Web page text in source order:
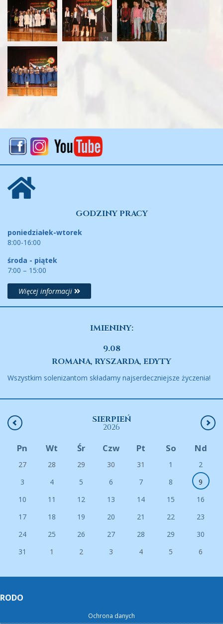
GODZINY PRACY
poniedziałek-wtorek
8:00-16:00
środa - piątek
7:00 – 15:00
Więcej informacji
IMIENINY:
9.08
ROMANA, RYSZARDA, EDYTY
Wszystkim solenizantom składamy najserdeczniejsze życzenia!
SIERPIEŃ
2026
Pn Wt Śr Czw Pt So Nd
27 28 29 30 31 1
2
3
4 5 6 7 8
9
10
11 12 13 14 15
16
17
18 19 20 21 22
23
24
25 26 27 28 29
30
31
1 2 3 4 5 6
RODO
Ochrona danych